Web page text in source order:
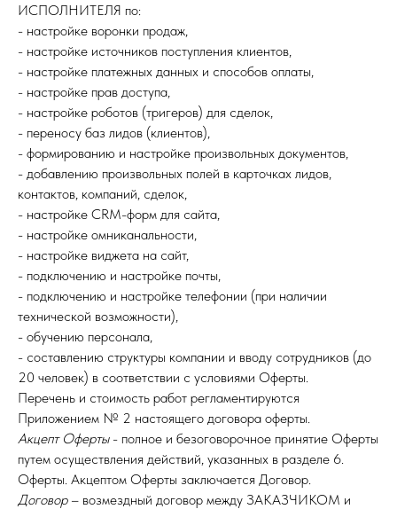
ИСПОЛНИТЕЛЯ по:
- настройке воронки продаж,
- настройке источников поступления клиентов,
- настройке платежных данных и способов оплаты,
- настройке прав доступа,
- настройке роботов (тригеров) для сделок,
- переносу баз лидов (клиентов),
- формированию и настройке произвольных документов,
- добавлению произвольных полей в карточках лидов,
контактов, компаний, сделок,
- настройке CRM-форм для сайта,
- настройке омниканальности,
- настройке виджета на сайт,
- подключению и настройке почты,
- подключению и настройке телефонии (при наличии
технической возможности),
- обучению персонала,
- составлению структуры компании и вводу сотрудников (до
20 человек) в соответствии с условиями Оферты.
Перечень и стоимость работ регламентируются
Приложением № 2 настоящего договора оферты.
Акцепт Оферты - полное и безоговорочное принятие Оферты
путем осуществления действий, указанных в разделе 6.
Оферты. Акцептом Оферты заключается Договор.
Договор – возмездный договор между ЗАКАЗЧИКОМ и